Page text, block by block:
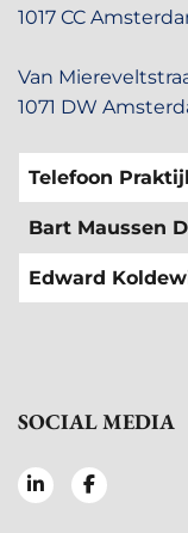
1017 CC
Van
1071 DW
Telefoon
Bart Maussen
Edward
SOCIAL MEDIA